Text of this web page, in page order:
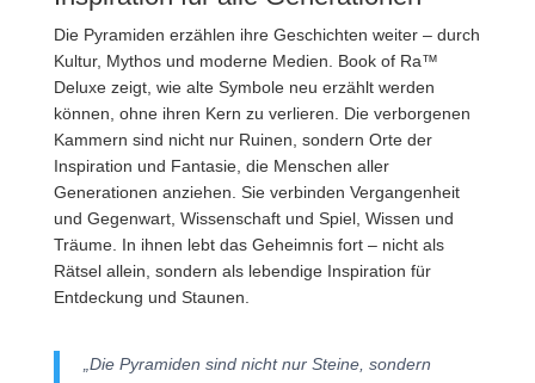
Die Pyramiden erzählen ihre Geschichten weiter – durch
Kultur, Mythos und moderne Medien. Book of Ra™
Deluxe zeigt, wie alte Symbole neu erzählt werden
können, ohne ihren Kern zu verlieren. Die verborgenen
Kammern sind nicht nur Ruinen, sondern Orte der
Inspiration und Fantasie, die Menschen aller
Generationen anziehen. Sie verbinden Vergangenheit
und Gegenwart, Wissenschaft und Spiel, Wissen und
Träume. In ihnen lebt das Geheimnis fort – nicht als
Rätsel allein, sondern als lebendige Inspiration für
Entdeckung und Staunen.
„Die Pyramiden sind nicht nur Steine, sondern